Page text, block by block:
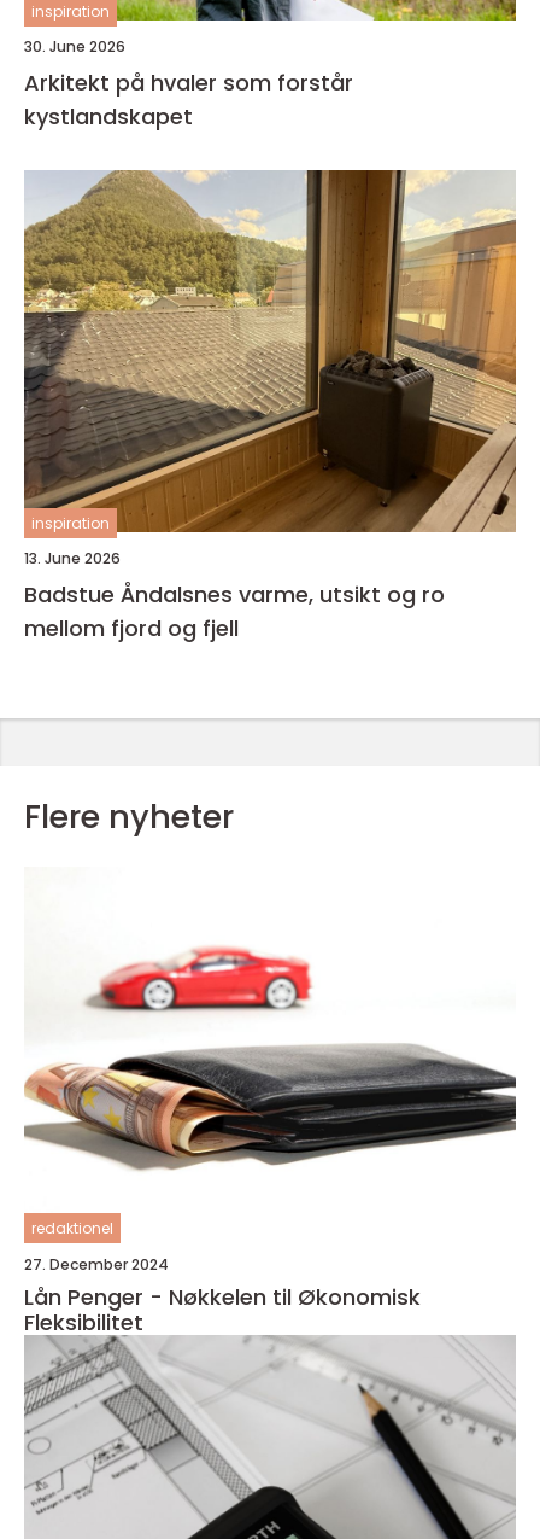
inspiration
30. June 2026
Arkitekt på hvaler som forstår
kystlandskapet
inspiration
13. June 2026
Badstue Åndalsnes varme, utsikt og ro
mellom fjord og fjell
Flere nyheter
redaktionel
27. December 2024
Lån Penger - Nøkkelen til Økonomisk
Fleksibilitet